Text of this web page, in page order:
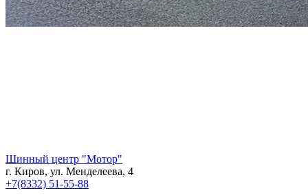
Шинный центр "Мотор"
г. Киров, ул. Менделеева, 4
+7(8332) 51-55-88